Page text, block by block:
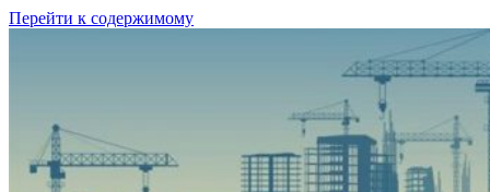
Перейти к содержимому